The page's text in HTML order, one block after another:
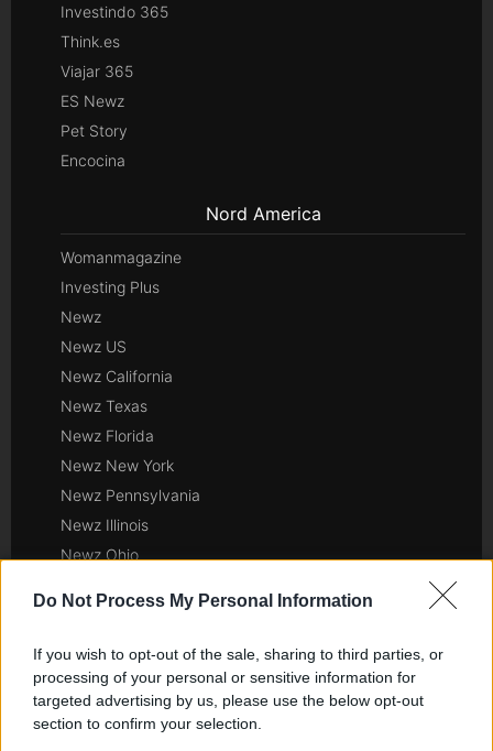
Do Not Process My Personal Information
If you wish to opt-out of the sale, sharing to third parties, or
processing of your personal or sensitive information for
targeted advertising by us, please use the below opt-out
section to confirm your selection.
Investindo 365
Think.es
Viajar 365
ES Newz
Pet Story
Encocina
Nord America
Womanmagazine
Investing Plus
Newz
Newz US
Newz California
Newz Texas
Newz Florida
Newz New York
Newz Pennsylvania
Newz Illinois
Newz Ohio
Lgbtqia News
Motors Magazine 365
Day Travel 365